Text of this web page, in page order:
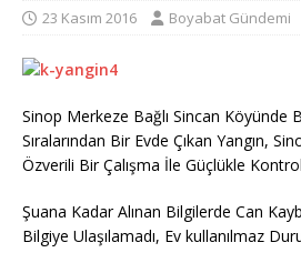
23 Kasım 2016 Boyabat Gündemi
Sinop Merkeze Bağlı Sincan Köyünde
Sıralarından Bir Evde Çıkan Yangın,
Özverili Bir Çalışma İle Güçlükle Kontrol
Şuana Kadar Alınan Bilgilerde Can
Bilgiye Ulaşılamadı, Ev kullanılmaz